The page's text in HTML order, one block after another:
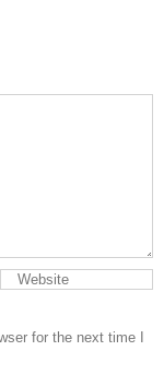
for the next time I